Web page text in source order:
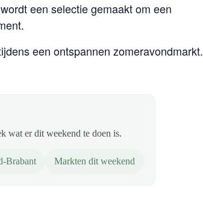
een selectie gemaakt om een
een ontspannen zomeravondmarkt.
wat er dit weekend te doen is.
Brabant Markten dit weekend